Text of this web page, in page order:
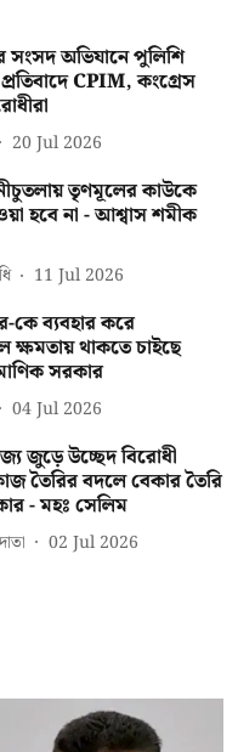
সংসদ অভিযানে পুলিশি
প্রতিবাদে CPIM, কংগ্রেস
20 Jul 2026
তৃণমূলের কাউকে
হবে না - আশ্বাস শমীক
11 Jul 2026
ব্যবহার করে
ক্ষমতায় থাকতে চাইছে
সরকার
04 Jul 2026
জুড়ে উচ্ছেদ বিরোধী
তৈরির বদলে বেকার তৈরি
- মহঃ সেলিম
02 Jul 2026